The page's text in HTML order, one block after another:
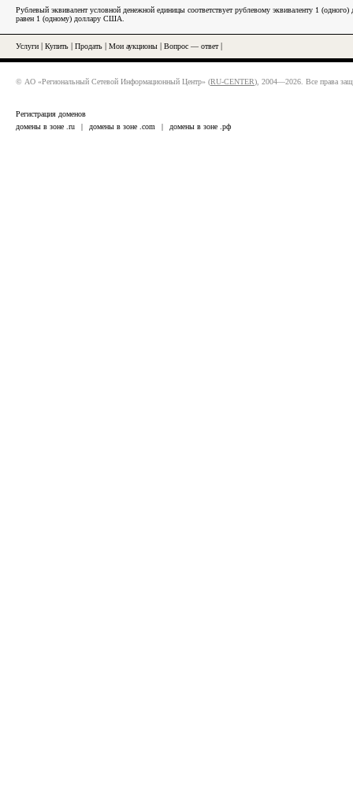
Рублевый эквивалент условной денежной единицы соответствует рублевому эквиваленту 1
равен 1 (одному) доллару США.
Услуги Купить Продать Мои аукционы Вопрос — ответ|
© АО «Региональный Сетевой Информационный Центр» (RU-CENTER), 2004—2026. Все права
Регистрация доменов
домены в зоне .ru
| домены в зоне .com | домены в зоне .рф